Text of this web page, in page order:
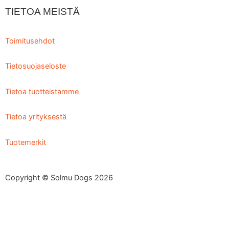
TIETOA MEISTÄ
Toimitusehdot
Tietosuojaseloste
Tietoa tuotteistamme
Tietoa yrityksestä
Tuotemerkit
Copyright © Solmu Dogs 2026